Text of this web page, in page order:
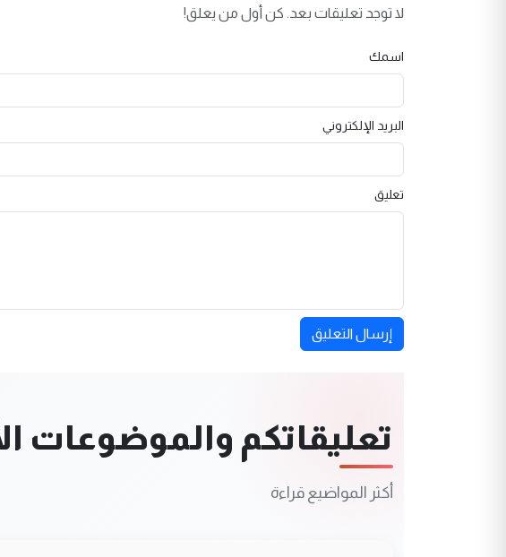
لا توجد تعليقات بعد. كن أول من يعلق!
اسمك
البريد الإلكتروني
تعليق
إرسال التعليق
تعليقاتكم والموضوعات
أكثر المواضيع قراءة